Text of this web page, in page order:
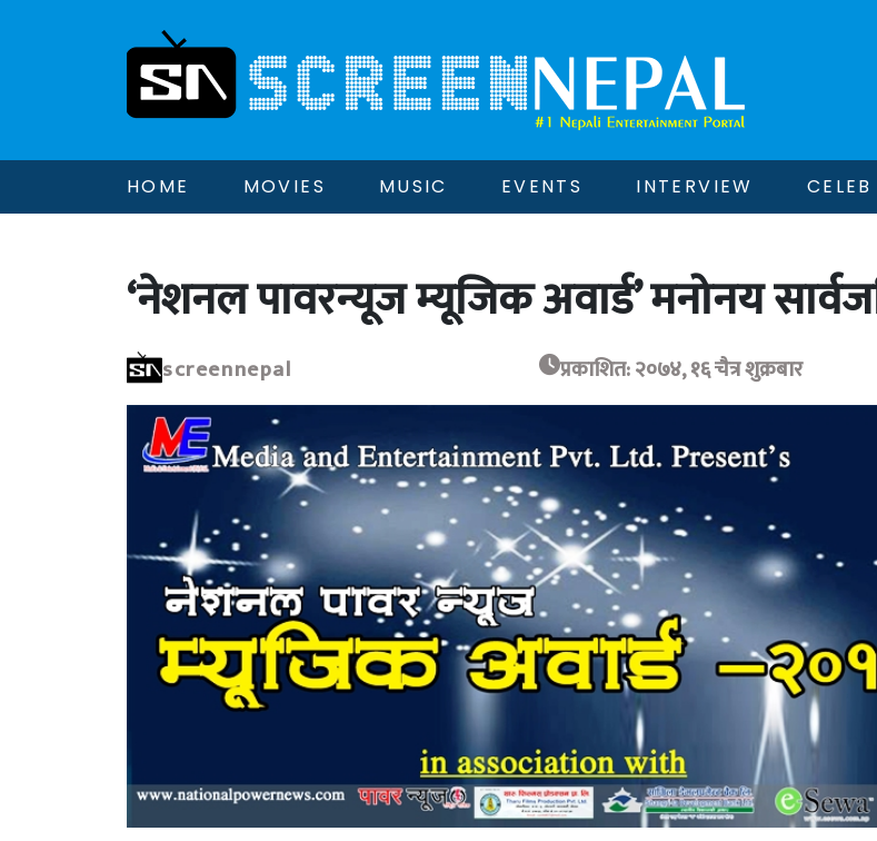
HOME MOVIES MUSIC EVENTS INTERVIEW
‘नेशनल पावरन्यूज म्यूजिक अवार्ड’ मनोनय
screennepal प्रकाशित: २०७४, १६ चैत्र शुक्रबार